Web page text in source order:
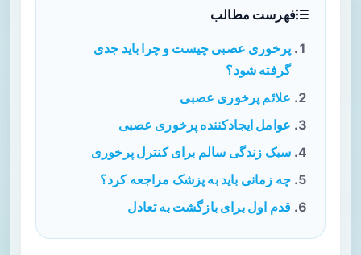
فهرست مطالب
پرخوری عصبی چیست و چرا باید جدی
گرفته شود؟
علائم پرخوری عصبی
عوامل ایجادکننده پرخوری عصبی
سبک زندگی سالم برای کنترل پرخوری
چه زمانی باید به پزشک مراجعه کرد؟
قدم اول برای بازگشت به تعادل